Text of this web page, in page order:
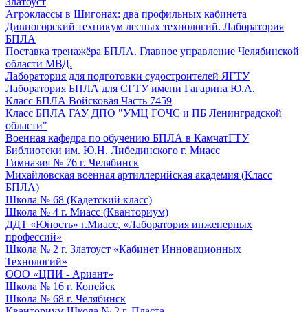
Агроклассы в Шигонах: два профильных кабинета
Дивногорский техникум лесных технологий. Лаборатория
БПЛА
Поставка тренажёра БПЛА. Главное управление Челябинской
области МВД.
Лаборатория для подготовки судостроителей ЯГТУ
Лаборатория БПЛА для СГТУ имени Гагарина Ю.А.
Класс БПЛА Войсковая Часть 7459
Класс БПЛА ГАУ ДПО "УМЦ ГОЧС и ПБ Ленинградской
области"
Военная кафедра по обучению БПЛА в КамчатГТУ
Библиотеки им. Ю.Н. Либединского г. Миасс
Гимназия № 76 г. Челябинск
Михайловская военная артиллерийская академия (Класс
БПЛА)
Школа № 68 (Кадетский класс)
Школа № 4 г. Миасс (Кванториум)
ДДТ «Юность» г.Миасс, «Лаборатория инженерных
профессий»
Школа № 2 г. Златоуст «Кабинет Инновационных
Технологий»
ООО «ЦПИ - Ариант»
Школа № 16 г. Копейск
Школа № 68 г. Челябинск